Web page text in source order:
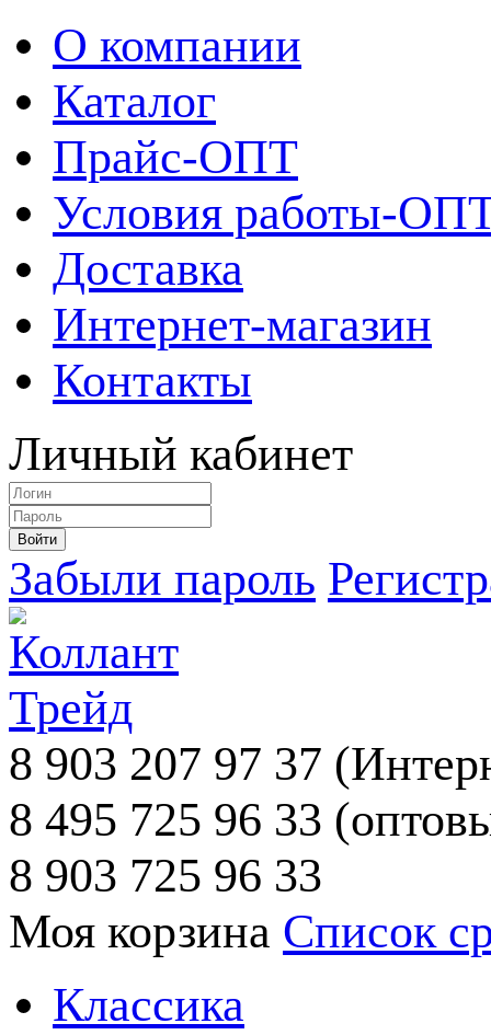
О компании
Каталог
Прайс-ОПТ
Условия работы-
Доставка
Интернет-магазин
Контакты
Личный кабинет
Забыли пароль
8 903 207 97 37
8 495 725 96 33
8 903 725 96 33
Моя корзина Список
Классика